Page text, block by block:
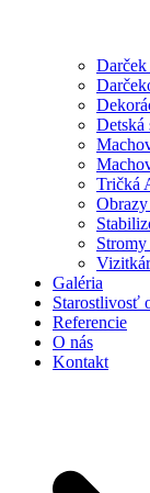
Darček
Detská
Tričká
Galéria
Starostlivosť
Referencie
O nás
Kontakt